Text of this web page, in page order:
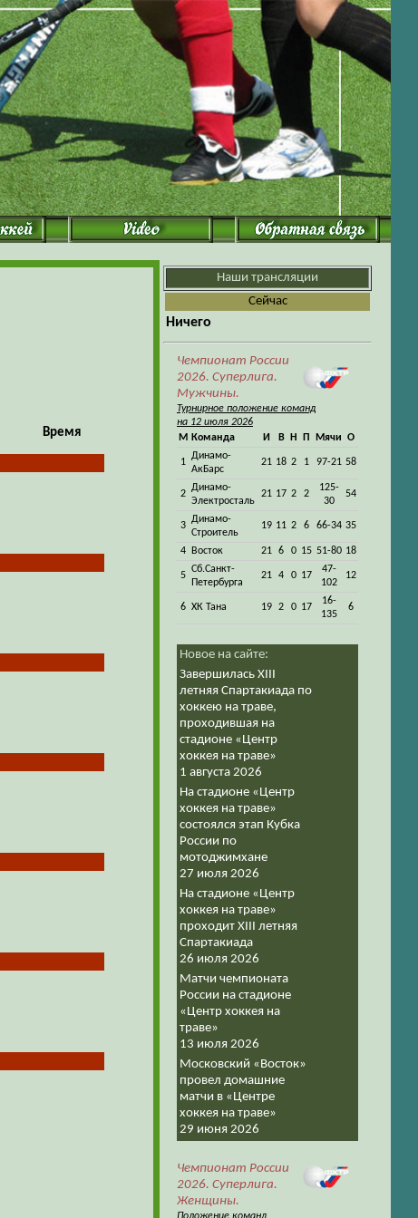
Время
Наши трансляции
Cейчас
Ничего
Чемпионат России
2026. Суперлига.
Мужчины.
Турнирное положение команд
на 12 июля 2026
М Команда И В Н П Мячи О
1
Динамо-
АкБарс
21 18 2 1 97-21 58
2
Динамо-
Электросталь
21 17 2 2
125-
30
54
3
Динамо-
Строитель
19 11 2 6 66-34 35
4 Восток 21 6 0 15 51-80 18
5
Сб.Санкт-
Петербурга
21 4 0 17
47-
102
12
6 ХК Тана 19 2 0 17
16-
135
6
Новое на сайте:
Завершилась XIII
летняя Спартакиада по
хоккею на траве,
проходившая на
стадионе «Центр
хоккея на траве»
1 августа 2026
На стадионе «Центр
хоккея на траве»
состоялся этап Кубка
России по
мотоджимхане
27 июля 2026
На стадионе «Центр
хоккея на траве»
проходит XIII летняя
Спартакиада
26 июля 2026
Матчи чемпионата
России на стадионе
«Центр хоккея на
траве»
13 июля 2026
Московский «Восток»
провел домашние
матчи в «Центре
хоккея на траве»
29 июня 2026
Чемпионат России
2026. Суперлига.
Женщины.